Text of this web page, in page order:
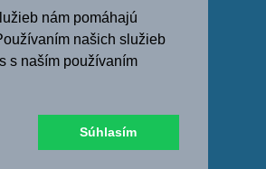
nám pomáhajú
našich služieb
s naším používaním
Súhlasím
osobných údajov
EN DE
PL